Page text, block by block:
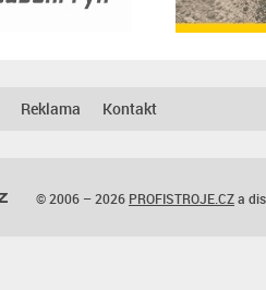
Reklama Kontakt
© 2006 – 2026 PROFISTROJE.CZa